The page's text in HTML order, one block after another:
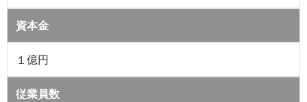
資本金
１億円
従業員数